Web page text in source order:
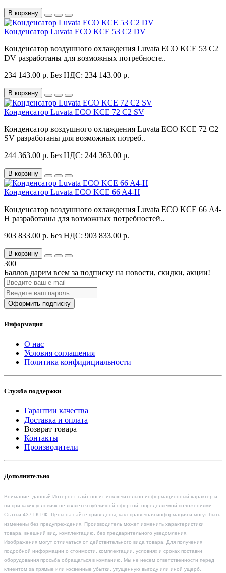
В корзину
Конденсатор Luvata ECO KCE 53 C2 DV
Конденсатор воздушного охлаждения Luvata ECO KCE 53 C2
DV разработаны для возможных потребносте..
234 143.00 р. Без НДС: 234 143.00 р.
В корзину
Конденсатор Luvata ECO KCE 72 C2 SV
Конденсатор воздушного охлаждения Luvata ECO KCE 72 C2
SV разработаны для возможных потреб..
244 363.00 р. Без НДС: 244 363.00 р.
В корзину
Конденсатор Luvata ECO KCE 66 A4-H
Конденсатор воздушного охлаждения Luvata ECO KCE 66 A4-
H разработаны для возможных потребностей..
903 833.00 р. Без НДС: 903 833.00 р.
В корзину
300
Баллов дарим всем за подписку на новости, скидки, акции!
Оформить подписку
Информация
О нас
Условия соглашения
Политика конфидициальности
Служба поддержки
Гарантии качества
Доставка и оплата
Возврат товара
Контакты
Производители
Дополнительно
Внимание, данный Интернет-сайт носит исключительно информационный характер и
ни при каких условиях не является публичной офертой, определяемой положениями
Статьи 437 ГК РФ. Цены на сайте приведены, как справочная информация и могут быть
изменены без предупреждения. Производитель может изменить характеристики
товара, внешний вид, комплектацию, без предварительного уведомления.
Изображения могут отличаться от действительного вида товара. Для получения
подробной информации о стоимости, комплектации, условиях и сроках поставки
оборудования просьба обращаться в компанию. Мы не несем ответственности перед
клиентом за прямые или косвенные убытки, упущенную выгоду или иной ущерб,